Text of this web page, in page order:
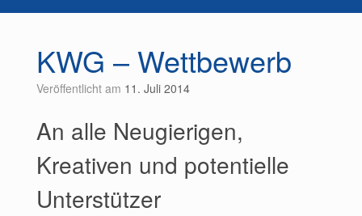
KWG – Wettbewerb
Veröffentlicht am 11. Juli 2014
An alle Neugierigen,
Kreativen und potentielle
Unterstützer